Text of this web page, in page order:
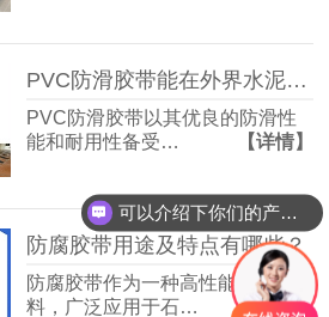
PVC防滑胶带能在外界水泥用吗？
PVC防滑胶带以其优良的防滑性
能和耐用性备受…
【详情】
防腐胶带用途及特点有哪些？
防腐胶带作为一种高性能防腐材
料，广泛应用于石…
【详情】
可以介绍下你们的产品么？